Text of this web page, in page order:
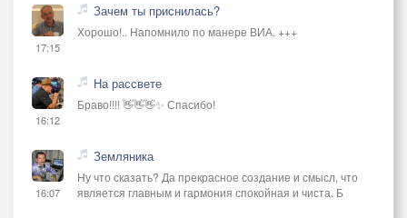
17:15
Зачем ты приснилась?
Хорошо!.. Напомнило по манере ВИА. +++
16:12
На рассвете
Браво!!!! 👋👋👋✨ Спасибо!
16:07
Земляника
Ну что сказать? Да прекрасное создание и смысл, что
является главным и гармония спокойная и чиста. Б